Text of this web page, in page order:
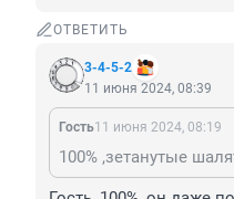
ОТВЕТИТЬ
3-4-5-2
11 июня 2024, 08:39
Гость11 июня 2024, 08:19
100% ,зетанутые